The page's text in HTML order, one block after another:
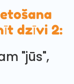
dzīvi 2:
"jūs",